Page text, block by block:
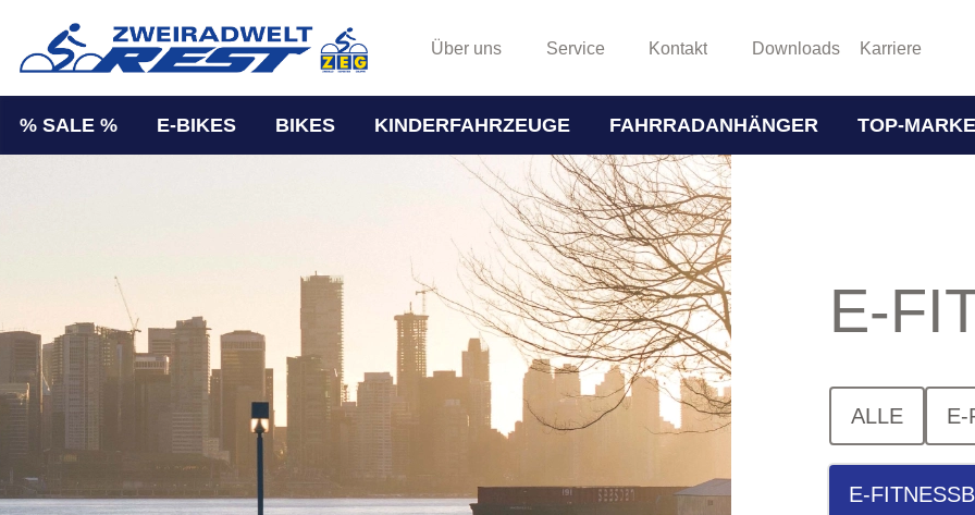
Über uns Service Kontakt Downloads Karriere
% SALE % E-BIKES BIKES KINDERFAHRZEUGE FAHRRADANHÄNGER TOP-
E-
ALLE E-
E-